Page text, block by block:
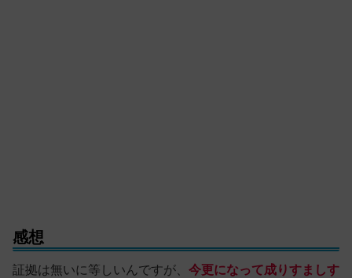
感想
証拠は無いに等しいんですが、 今更になって成りすましす